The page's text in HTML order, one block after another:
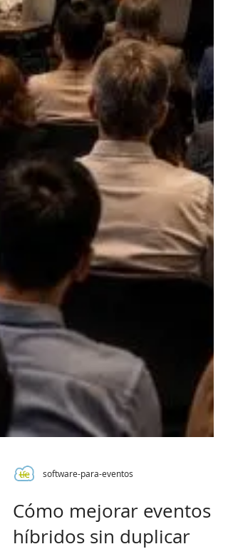
Cómo mejorar eventos